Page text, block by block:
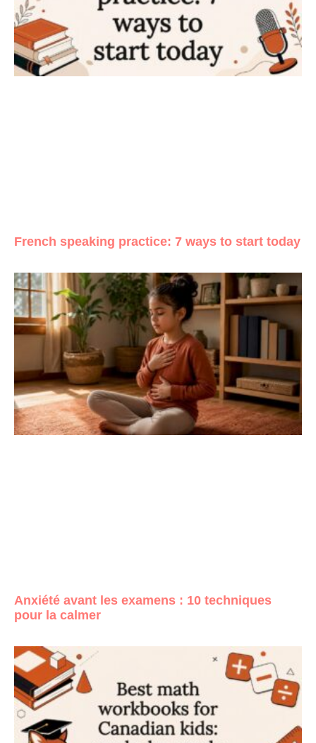
French speaking practice: 7 ways to start today
Anxiété avant les examens : 10 techniques
pour la calmer